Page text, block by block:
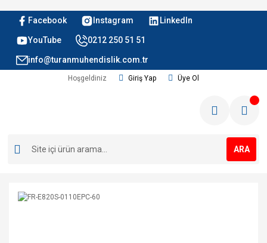
Facebook Instagram LinkedIn
YouTube 0212 250 51 51
info@turanmuhendislik.com.tr
Hoşgeldiniz Giriş Yap Üye Ol
ARA